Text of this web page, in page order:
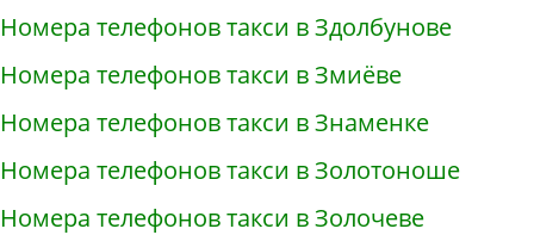
Номера телефонов такси в Здолбунове
Номера телефонов такси в Змиёве
Номера телефонов такси в Знаменке
Номера телефонов такси в Золотоноше
Номера телефонов такси в Золочеве